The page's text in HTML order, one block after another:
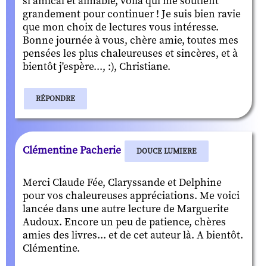
grandement pour continuer ! Je suis bien ravie
que mon choix de lectures vous intéresse.
Bonne journée à vous, chère amie, toutes mes
pensées les plus chaleureuses et sincères, et à
bientôt j'espère..., :), Christiane.
RÉPONDRE
Clémentine Pacherie DOUCE LUMIERE
Merci Claude Fée, Claryssande et Delphine
pour vos chaleureuses appréciations. Me voici
lancée dans une autre lecture de Marguerite
Audoux. Encore un peu de patience, chères
amies des livres... et de cet auteur là. A bientôt.
Clémentine.